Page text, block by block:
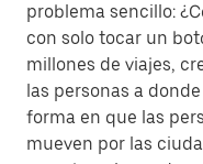
problema sencillo:
con solo tocar un
millones de viajes,
las personas a
forma en que las
mueven por las